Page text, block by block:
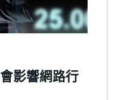
影響網路行